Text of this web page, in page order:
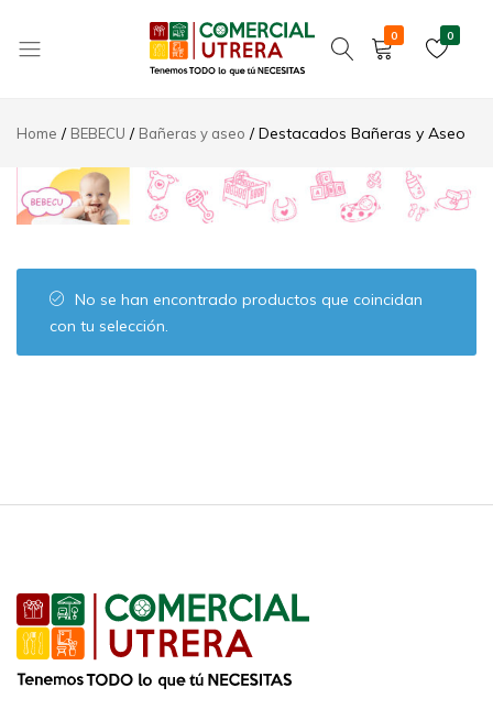
lo
que
tú
NECESITAS
0 0
Home BEBECU Bañeras y aseo Destacados Bañeras y Aseo
No se han encontrado productos que coincidan
con tu selección.